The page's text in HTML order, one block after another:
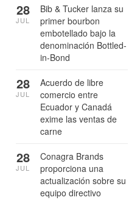
Bib & Tucker lanza su
primer bourbon
embotellado bajo la
denominación Bottled-
in-Bond
28
JUL
Acuerdo de libre
comercio entre
Ecuador y Canadá
exime las ventas de
carne
28
JUL
Conagra Brands
proporciona una
actualización sobre su
equipo directivo
28
JUL